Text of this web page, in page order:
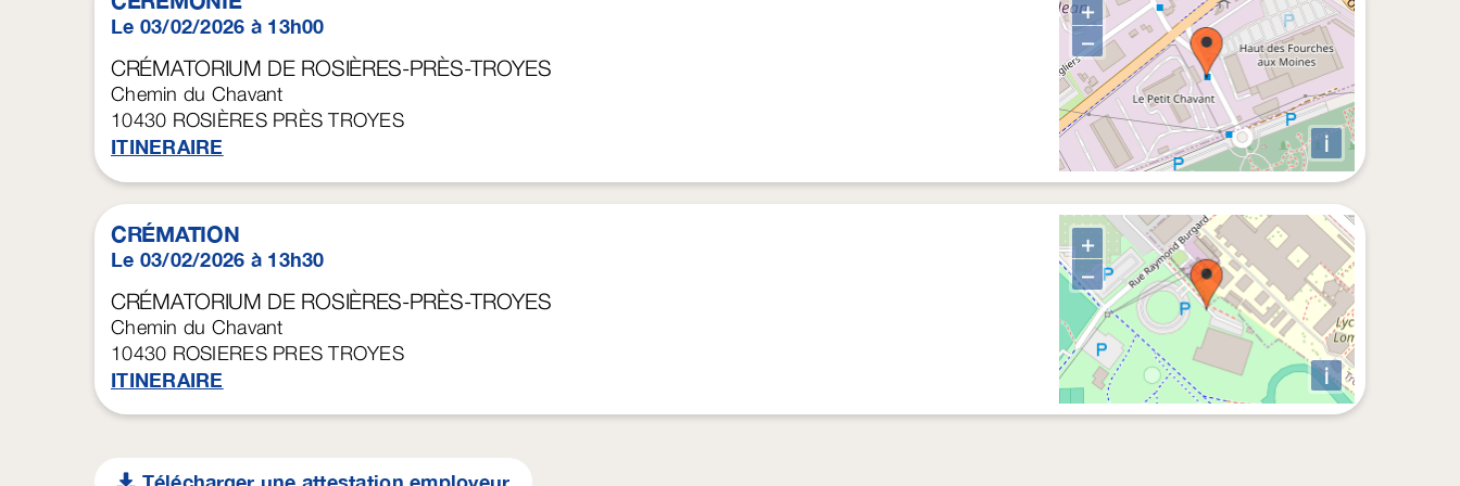
Le 03/02/2026 à 13h00
CRÉMATORIUM DE ROSIÈRES-PRÈS-TROYES
Chemin du Chavant
10430 ROSIÈRES PRÈS TROYES
ITINERAIRE
+
−
i
CRÉMATION
Le 03/02/2026 à 13h30
CRÉMATORIUM DE ROSIÈRES-PRÈS-TROYES
Chemin du Chavant
10430 ROSIERES PRES TROYES
ITINERAIRE
+
−
i